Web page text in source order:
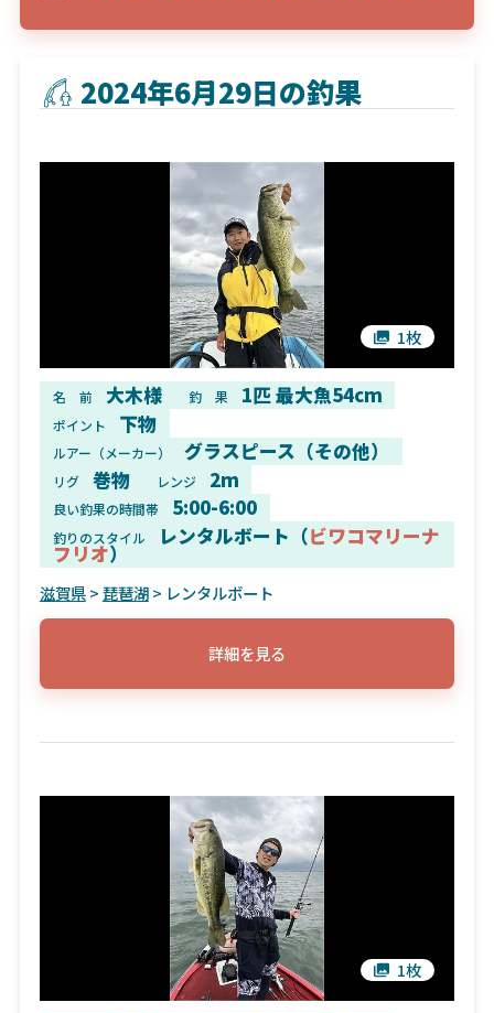
2024年6月29日の釣果
1枚
名 前 大木様 釣 果 1匹 最大魚54cm
ポイント 下物
ルアー（メーカー） グラスピース（その他）
リグ 巻物 レンジ 2m
良い釣果の時間帯 5:00-6:00
釣りのスタイル レンタルボート（ビワコマリーナ
フリオ）
滋賀県>琵琶湖> レンタルボート
詳細を見る
1枚